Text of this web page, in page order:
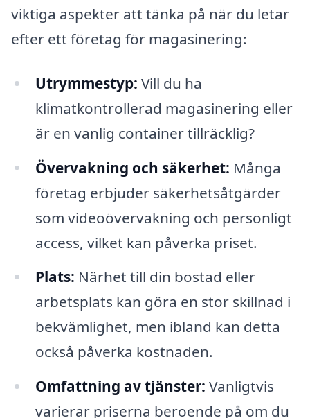
viktiga aspekter att tänka på när du letar
efter ett företag för magasinering:
Utrymmestyp: Vill du ha
klimatkontrollerad magasinering eller
är en vanlig container tillräcklig?
Övervakning och säkerhet: Många
företag erbjuder säkerhetsåtgärder
som videoövervakning och personligt
access, vilket kan påverka priset.
Plats: Närhet till din bostad eller
arbetsplats kan göra en stor skillnad i
bekvämlighet, men ibland kan detta
också påverka kostnaden.
Omfattning av tjänster: Vanligtvis
varierar priserna beroende på om du